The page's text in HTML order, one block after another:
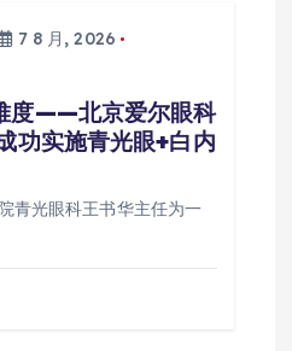
7 8 月, 2026
度——北京爱尔眼科
功实施青光眼+白内
青光眼科王书华主任为一